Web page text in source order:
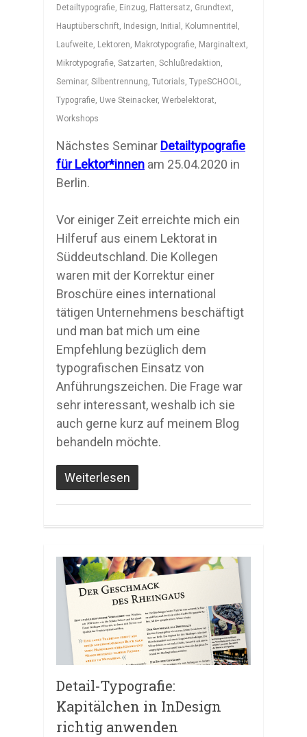
Detailtypografie, Einzug, Flattersatz, Grundtext,
Hauptüberschrift, Indesign, Initial , Kolumnentitel ,
Laufweite, Lektoren, Makrotypografie, Marginaltext,
Mikrotypografie, Satzarten, Schlußredaktion,
Seminar, Silbentrennung, Tutorials, TypeSCHOOL,
Typografie, Uwe Steinacker, Werbelektorat,
Workshops
Nächstes Seminar Detailtypografie
für Lektor*innen am 25.04.2020 in
Berlin.
Vor einiger Zeit erreichte mich ein
Hilferuf aus einem Lektorat in
Süddeutschland. Die Kollegen
waren mit der Korrektur einer
Broschüre eines international
tätigen Unternehmens beschäftigt
und man bat mich um eine
Empfehlung bezüglich dem
typografischen Einsatz von
Anführungszeichen. Die Frage war
sehr interessant, weshalb ich sie
auch gerne kurz auf meinem Blog
behandeln möchte.
Weiterlesen
Detail-Typografie:
Kapitälchen in InDesign
richtig anwenden